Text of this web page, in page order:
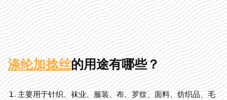
涤纶加捻丝的用途有哪些？
主要用于针织、袜业、服装、布、罗纹、面料、纺织品、毛